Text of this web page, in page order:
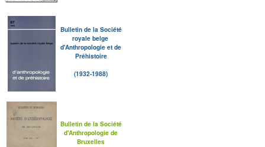
Bulletin de la Société
royale belge
d'Anthropologie et de
Préhistoire
(1932-1988)
Bulletin de la Société
d'Anthropologie de
Bruxelles